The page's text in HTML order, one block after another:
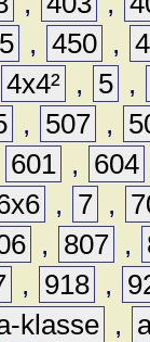
, 450 ,
4x4² , 5 ,
, 507 ,
601 , 604
, 7 ,
, 807 ,
, 918 ,
klasse ,